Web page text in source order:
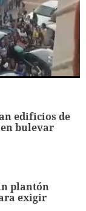
edificios de
bulevar
plantón
exigir